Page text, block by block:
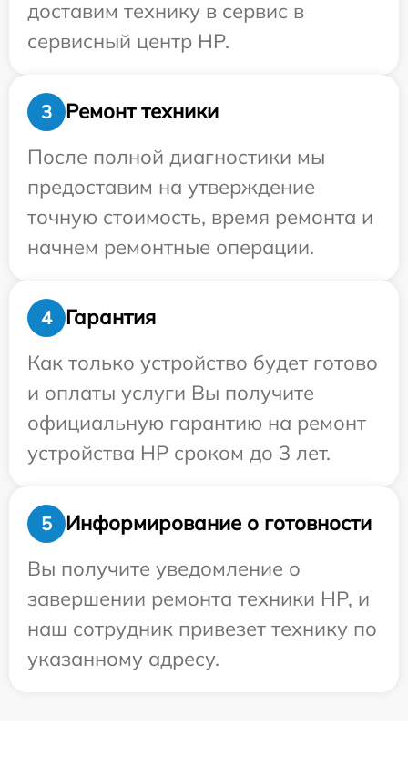
доставим технику в сервис в
сервисный центр HP.
3
Ремонт техники
После полной диагностики мы
предоставим на утверждение
точную стоимость, время ремонта и
начнем ремонтные операции.
4
Гарантия
Как только устройство будет готово
и оплаты услуги Вы получите
официальную гарантию на ремонт
устройства HP сроком до 3 лет.
5
Информирование о готовности
Вы получите уведомление о
завершении ремонта техники HP, и
наш сотрудник привезет технику по
указанному адресу.